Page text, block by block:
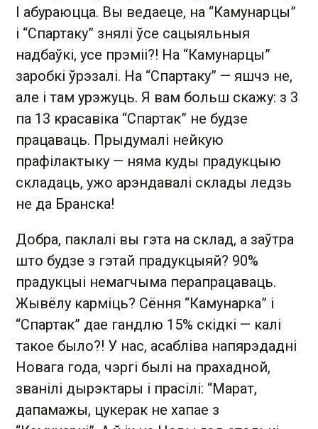
І абураюцца. Вы ведаеце, на “Камунарцы”
і “Спартаку” знялі ўсе сацыяльныя
надбаўкі, усе прэміі?! На “Камунарцы”
заробкі ўрэзалі. На “Спартаку” — яшчэ не,
але і там урэжуць. Я вам больш скажу: з 3
па 13 красавіка “Спартак” не будзе
працаваць. Прыдумалі нейкую
прафілактыку — няма куды прадукцыю
складаць, ужо арэндавалі склады ледзь
не да Бранска!
Добра, паклалі вы гэта на склад, а заўтра
што будзе з гэтай прадукцыяй? 90%
прадукцыі немагчыма перапрацаваць.
Жывёлу карміць? Сёння “Камунарка” і
“Спартак” дае гандлю 15% скідкі — калі
такое было?! У нас, асабліва напярэдадні
Новага года, чэргі былі на прахадной,
званілі дырэктары і прасілі: “Марат,
дапамажы, цукерак не хапае з